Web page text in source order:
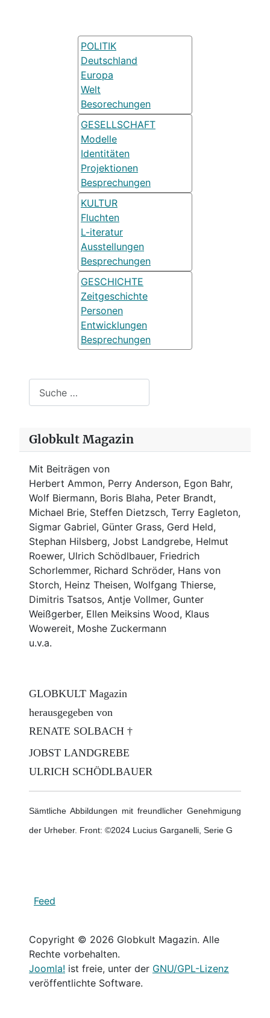
POLITIK
Deutschland
Europa
Welt
Besorechungen
GESELLSCHAFT
Modelle
Identitäten
Projektionen
Besprechungen
KULTUR
Fluchten
L-iteratur
Ausstellungen
Besprechungen
GESCHICHTE
Zeitgeschichte
Personen
Entwicklungen
Besprechungen
Globkult Magazin
Mit Beiträgen von
Herbert Ammon, Perry Anderson, Egon Bahr,
Wolf Biermann, Boris Blaha, Peter Brandt,
Michael Brie, Steffen Dietzsch, Terry Eagleton,
Sigmar Gabriel, Günter Grass, Gerd Held,
Stephan Hilsberg, Jobst Landgrebe, Helmut
Roewer, Ulrich Schödlbauer, Friedrich
Schorlemmer, Richard Schröder, Hans von
Storch, Heinz Theisen, Wolfgang Thierse,
Dimitris Tsatsos, Antje Vollmer, Gunter
Weißgerber, Ellen Meiksins Wood, Klaus
Wowereit, Moshe Zuckermann
u.v.a.
GLOBKULT Magazin
herausgegeben von
RENATE SOLBACH †
JOBST LANDGREBE
ULRICH SCHÖDLBAUER
Sämtliche Abbildungen mit freundlicher Genehmigung
der Urheber. Front: ©2024 Lucius Garganelli, Serie G
Feed
Copyright © 2026 Globkult Magazin. Alle
Rechte vorbehalten.
Joomla! ist freie, unter der GNU/GPL-Lizenz
veröffentlichte Software.